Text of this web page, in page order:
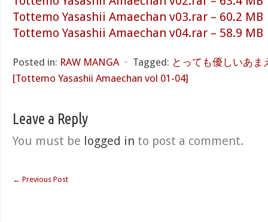
Tottemo Yasashii Amaechan v03.rar – 60.2 MB
Tottemo Yasashii Amaechan v04.rar – 58.9 MB
Posted in: RAW MANGA ⋅ Tagged: とっても優しいあま
[Tottemo Yasashii Amaechan vol 01-04]
Leave a Reply
You must be logged in to post a comment.
← Previous Post